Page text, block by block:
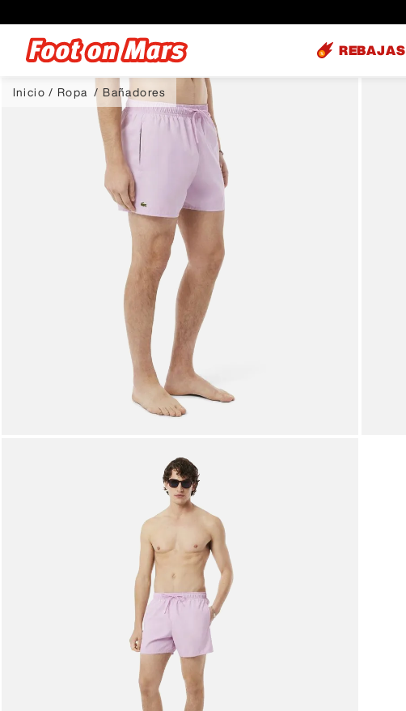
REBAJAS
Ropa Bañadores